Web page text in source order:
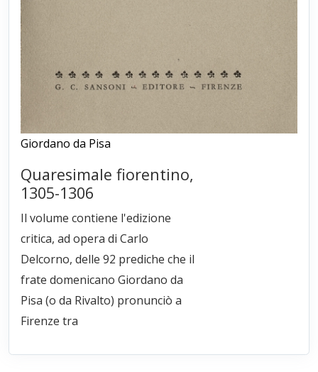
Giordano da Pisa
Quaresimale fiorentino,
1305-1306
Il volume contiene l'edizione
critica, ad opera di Carlo
Delcorno, delle 92 prediche che il
frate domenicano Giordano da
Pisa (o da Rivalto) pronunciò a
Firenze tra